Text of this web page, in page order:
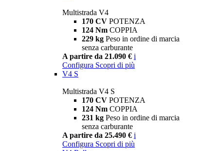
Multistrada V4
170 CV POTENZA
124 Nm COPPIA
229 kg Peso in ordine di marcia
senza carburante
A partire da 21.090 € i
Configura Scopri di più
V4 S
Multistrada V4 S
170 CV POTENZA
124 Nm COPPIA
231 kg Peso in ordine di marcia
senza carburante
A partire da 25.490 € i
Configura Scopri di più